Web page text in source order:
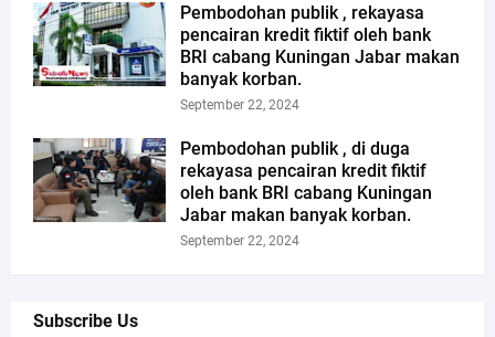
Pembodohan publik , rekayasa
pencairan kredit fiktif oleh bank
BRI cabang Kuningan Jabar makan
banyak korban.
September 22, 2024
Pembodohan publik , di duga
rekayasa pencairan kredit fiktif
oleh bank BRI cabang Kuningan
Jabar makan banyak korban.
September 22, 2024
Subscribe Us